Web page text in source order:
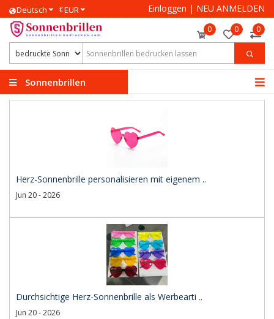
Deutsch €EUR Einloggen | NEU ANMELDEN
0 0 0
Sonnenbrillen
Herz-Sonnenbrille personalisieren mit eigenem ..
Jun 20 - 2026
Durchsichtige Herz-Sonnenbrille als Werbearti ..
Jun 20 - 2026